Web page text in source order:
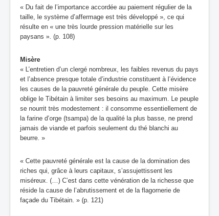
« Du fait de l’importance accordée au paiement régulier de la
taille, le système d’affermage est très développé », ce qui
résulte en « une très lourde pression matérielle sur les
paysans ». (p. 108)
Misère
« L’entretien d’un clergé nombreux, les faibles revenus du pays
et l’absence presque totale d’industrie constituent à l’évidence
les causes de la pauvreté générale du peuple. Cette misère
oblige le Tibétain à limiter ses besoins au maximum. Le peuple
se nourrit très modestement : il consomme essentiellement de
la farine d’orge (tsampa) de la qualité la plus basse, ne prend
jamais de viande et parfois seulement du thé blanchi au
beurre. »
« Cette pauvreté générale est la cause de la domination des
riches qui, grâce à leurs capitaux, s’assujettissent les
miséreux. (…) C’est dans cette vénération de la richesse que
réside la cause de l’abrutissement et de la flagornerie de
façade du Tibétain. » (p. 121)